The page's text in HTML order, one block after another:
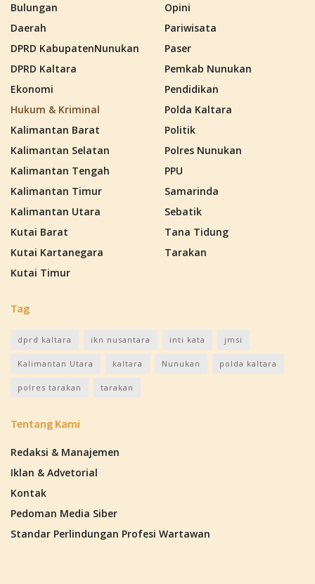
Bulungan
Daerah
DPRD KabupatenNunukan
DPRD Kaltara
Ekonomi
Hukum & Kriminal
Kalimantan Barat
Kalimantan Selatan
Kalimantan Tengah
Kalimantan Timur
Kalimantan Utara
Kutai Barat
Kutai Kartanegara
Kutai Timur
Opini
Pariwisata
Paser
Pemkab Nunukan
Pendidikan
Polda Kaltara
Politik
Polres Nunukan
PPU
Samarinda
Sebatik
Tana Tidung
Tarakan
Tag
dprd kaltara ikn nusantara inti kata jmsi
Kalimantan Utara kaltara Nunukan polda kaltara
polres tarakan tarakan
Tentang Kami
Redaksi & Manajemen
Iklan & Advetorial
Kontak
Pedoman Media Siber
Standar Perlindungan Profesi Wartawan